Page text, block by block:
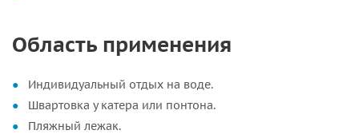
Область применения
Индивидуальный отдых на воде.
Швартовка у катера или понтона.
Пляжный лежак.